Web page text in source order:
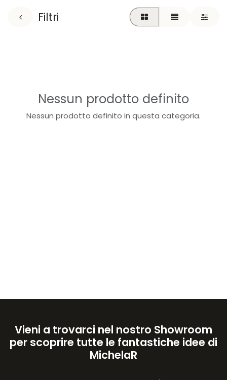
Filtri
Nessun prodotto definito
Nessun prodotto definito in questa categoria.
Vieni a trovarci nel nostro Showroom
per scoprire tutte le fantastiche idee di
MichelaR